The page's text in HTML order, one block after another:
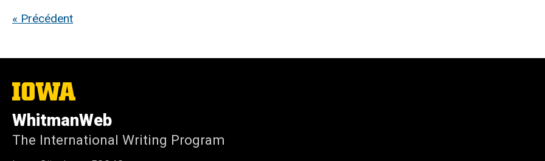
« Précédent
The
University
Iowa
WhitmanWeb
The International Writing Program